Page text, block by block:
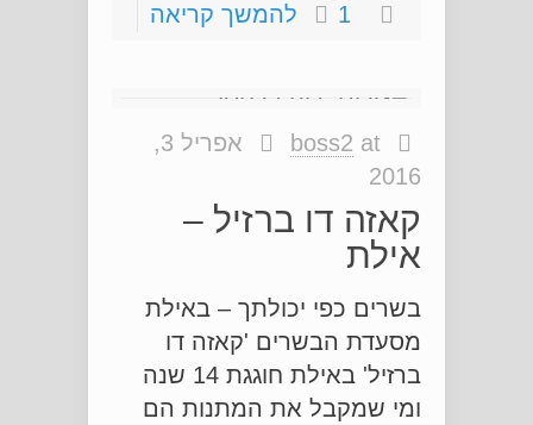
1
להמשך קריאה
boss2 at
אפריל 3,
2016
קאזה דו ברזיל –
אילת
בשרים כפי יכולתך – באילת
מסעדת הבשרים 'קאזה דו
ברזיל' באילת חוגגת 14 שנה
ומי שמקבל את המתנות הם